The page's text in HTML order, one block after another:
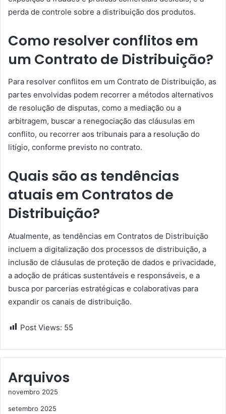
perda de controle sobre a distribuição dos produtos.
Como resolver conflitos em
um Contrato de Distribuição?
Para resolver conflitos em um Contrato de Distribuição, as
partes envolvidas podem recorrer a métodos alternativos
de resolução de disputas, como a mediação ou a
arbitragem, buscar a renegociação das cláusulas em
conflito, ou recorrer aos tribunais para a resolução do
litígio, conforme previsto no contrato.
Quais são as tendências
atuais em Contratos de
Distribuição?
Atualmente, as tendências em Contratos de Distribuição
incluem a digitalização dos processos de distribuição, a
inclusão de cláusulas de proteção de dados e privacidade,
a adoção de práticas sustentáveis e responsáveis, e a
busca por parcerias estratégicas e colaborativas para
expandir os canais de distribuição.
Post Views: 55
Arquivos
novembro 2025
setembro 2025